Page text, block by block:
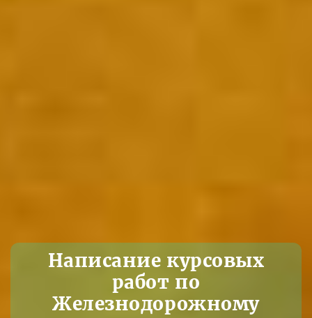
Написание курсовых
работ по
Железнодорожному